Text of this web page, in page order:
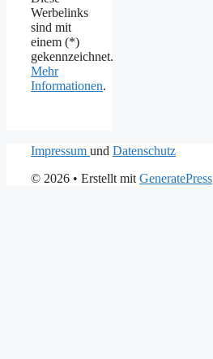
Werbelinks
sind mit
einem (*)
gekennzeichnet.
Mehr
Informationen.
Impressum und Datenschutz
© 2026 • Erstellt mit GeneratePress